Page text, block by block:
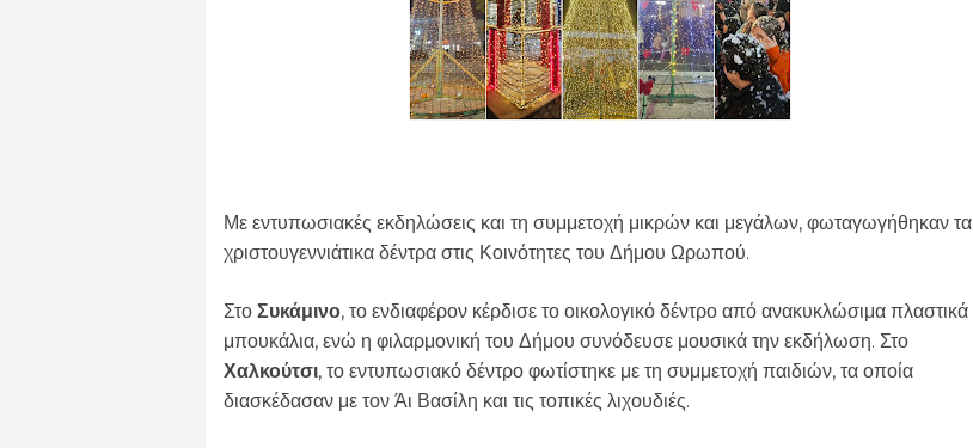
Με εντυπωσιακές εκδηλώσεις και τη συμμετοχή μικρών και μεγάλων, φωταγωγήθηκαν τα
χριστουγεννιάτικα δέντρα στις Κοινότητες του Δήμου Ωρωπού.
Στο Συκάμινο, το ενδιαφέρον κέρδισε το οικολογικό δέντρο από ανακυκλώσιμα πλαστικά
μπουκάλια, ενώ η φιλαρμονική του Δήμου συνόδευσε μουσικά την εκδήλωση. Στο
Χαλκούτσι, το εντυπωσιακό δέντρο φωτίστηκε με τη συμμετοχή παιδιών, τα οποία
διασκέδασαν με τον Άι Βασίλη και τις τοπικές λιχουδιές.